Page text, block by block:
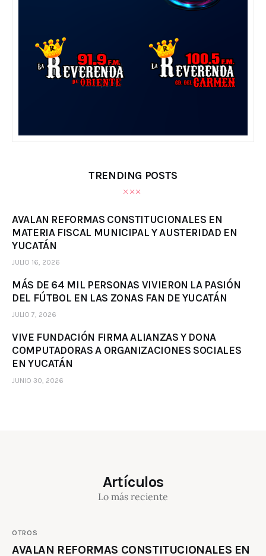
TRENDING POSTS
AVALAN REFORMAS CONSTITUCIONALES EN
MATERIA FISCAL MUNICIPAL Y AUSTERIDAD EN
YUCATÁN
JULIO 16, 2026
MÁS DE 64 MIL PERSONAS VIVIERON LA PASIÓN
DEL FÚTBOL EN LAS ZONAS FAN DE YUCATÁN
JULIO 7, 2026
VIVE FUNDACIÓN FIRMA ALIANZAS Y DONA
COMPUTADORAS A ORGANIZACIONES SOCIALES
EN YUCATÁN
JUNIO 30, 2026
Artículos
Lo más reciente
OTROS
AVALAN REFORMAS CONSTITUCIONALES EN